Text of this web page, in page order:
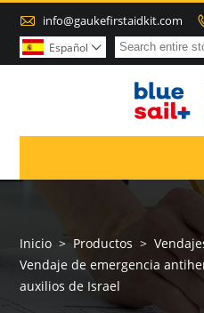
 info@gaukefirstaidkit.com
Español 
Inicio > Productos >
Vendaje de emergencia
auxilios de Israel